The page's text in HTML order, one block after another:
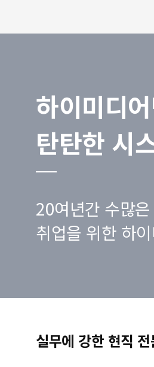
하이미디
탄탄한 시
20여년간 수많
취업을 위한 하
실무에 강한 현직